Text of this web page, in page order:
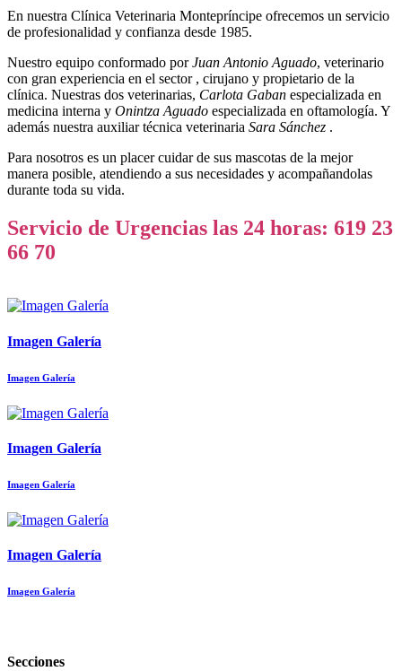
En nuestra Clínica Veterinaria Montepríncipe ofrecemos un servicio
de profesionalidad y confianza desde 1985.
Nuestro equipo conformado porJuan Antonio Aguado, veterinario
con gran experiencia en el sector , cirujano y propietario de la
clínica. Nuestras dos veterinarias, Carlota Gaban especializada en
medicina interna y Onintza Aguado especializada en oftamología. Y
además nuestra auxiliar técnica veterinaria Sara Sánchez .
Para nosotros es un placer cuidar de sus mascotas de la mejor
manera posible, atendiendo a sus necesidades y acompañandolas
durante toda su vida.
Servicio de Urgencias las 24 horas: 619 23
66 70
Imagen Galería
Imagen Galería
Imagen Galería
Imagen Galería
Imagen Galería
Imagen Galería
Secciones